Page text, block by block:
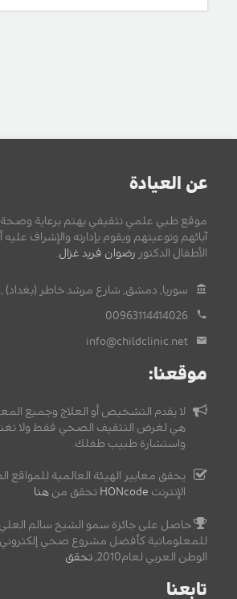
عن العيادة
موقع طبي علمي تثقيفي يهتم برعاية وصحة
آبائهم وتوعيتهم ويقوم بإدارته والإشراف
الأطفال الدكتور رضوان فريد غزال
سوريا, دمشق, شارع مرشد خاطر (بغداد)
00963114414026
info@childclinic.net
موقعنا:
لا يقدم التشخيص أو العلاج وجميع
هي لغرض التثقيف الصحي فقط ولا
واستشارة طبيب طفلك.
يحقق معايير الهيئة العالمية للمواقع
الإنترنت HONcode تحقق من هنا
حاصل على جائزة سمو الشيخ سالم
للمعلوماتية كأفضل مشروع صحي
الوطن العربي لعام2010,
تحقق
تابعنا